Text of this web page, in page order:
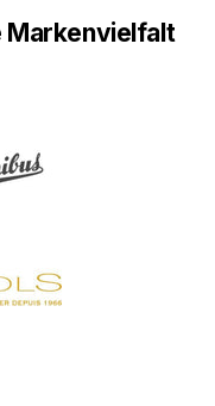
Markenvielfalt